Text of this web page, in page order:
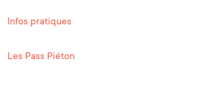
Infos pratiques
Les Pass Piéton